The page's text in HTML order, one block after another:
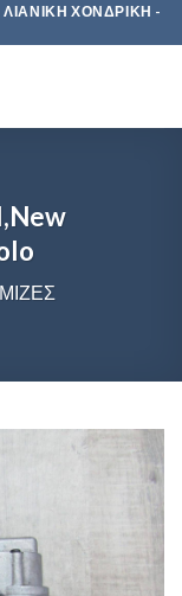
ΛΙΑΝΙΚΗ ΧΟΝΔΡΙΚΗ -
ΜΙΖΕΣ